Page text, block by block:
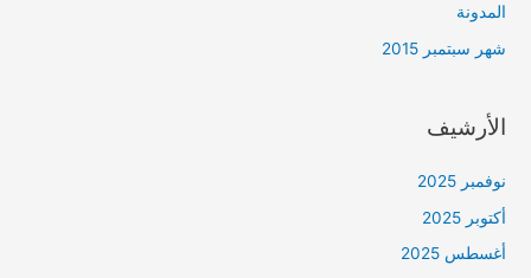
المدونة
شهر سبتمبر 2015
الأرشيف
نوفمبر 2025
أكتوبر 2025
أغسطس 2025